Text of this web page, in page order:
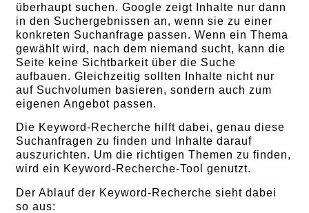
überhaupt suchen. Google zeigt Inhalte nur dann
in den Suchergebnissen an, wenn sie zu einer
konkreten Suchanfrage passen. Wenn ein Thema
gewählt wird, nach dem niemand sucht, kann die
Seite keine Sichtbarkeit über die Suche
aufbauen. Gleichzeitig sollten Inhalte nicht nur
auf Suchvolumen basieren, sondern auch zum
eigenen Angebot passen.
Die Keyword-Recherche hilft dabei, genau diese
Suchanfragen zu finden und Inhalte darauf
auszurichten. Um die richtigen Themen zu finden,
wird ein Keyword-Recherche-Tool genutzt.
Der Ablauf der Keyword-Recherche sieht dabei
so aus: